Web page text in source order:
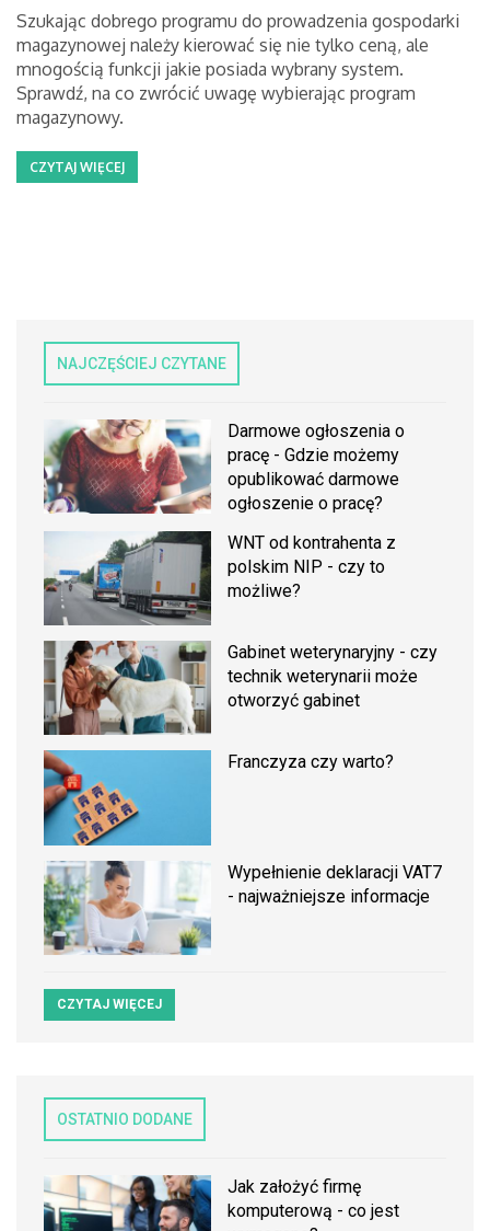
Szukając dobrego programu do prowadzenia gospodarki
magazynowej należy kierować się nie tylko ceną, ale
mnogością funkcji jakie posiada wybrany system.
Sprawdź, na co zwrócić uwagę wybierając program
magazynowy.
CZYTAJ WIĘCEJ
NAJCZĘŚCIEJ CZYTANE
Darmowe ogłoszenia o
pracę - Gdzie możemy
opublikować darmowe
ogłoszenie o pracę?
WNT od kontrahenta z
polskim NIP - czy to
możliwe?
Gabinet weterynaryjny - czy
technik weterynarii może
otworzyć gabinet
Franczyza czy warto?
Wypełnienie deklaracji VAT7
- najważniejsze informacje
CZYTAJ WIĘCEJ
OSTATNIO DODANE
Jak założyć firmę
komputerową - co jest